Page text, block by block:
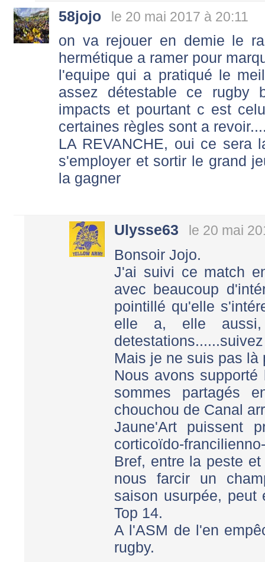
58jojo le 20 mai 2017 à 20:11
on va rejouer en demie le
hermétique a ramer pour
l'equipe qui a pratiqué le
assez détestable ce
impacts et pourtant c est
certaines règles sont a
LA REVANCHE, oui ce sera
s'employer et sortir le grand
la gagner
Ulysse63 le 20 mai
Bonsoir Jojo.
J'ai suivi ce match
avec beaucoup
pointillé qu'elle
elle a, elle
Mais je ne suis pas là
Nous avons
sommes partagés
chouchou de Canal
Jaune'Art puissent
corticoïdo-
Bref, entre la peste
nous farcir un
saison usurpée, peut
Top 14.
A l'ASM de l'en
rugby.